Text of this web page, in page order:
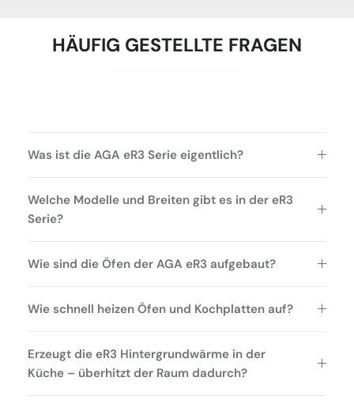
HÄUFIG GESTELLTE FRAGEN
Was ist die AGA eR3 Serie eigentlich?
Welche Modelle und Breiten gibt es in der eR3
Serie?
Wie sind die Öfen der AGA eR3 aufgebaut?
Wie schnell heizen Öfen und Kochplatten auf?
Erzeugt die eR3 Hintergrundwärme in der
Küche – überhitzt der Raum dadurch?